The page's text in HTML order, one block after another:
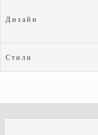
Дизайн
Стили